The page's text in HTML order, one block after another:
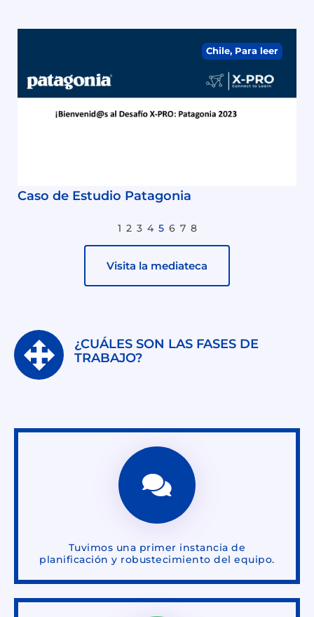
Chile, Para leer
Caso de Estudio Patagonia
1 2 3 4 5 6 7 8
Visita la mediateca
¿CUÁLES SON LAS FASES DE
TRABAJO?
Tuvimos una primer instancia de
planificación y robustecimiento del equipo.